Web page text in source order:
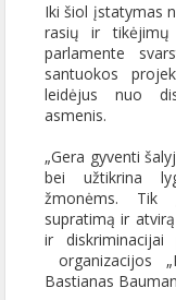
Iki šiol įstatymas
rasių ir tikėjimų
parlamente
santuokos
leidėjus nuo
asmenis.
„Gera gyventi
bei užtikrina
žmonėms. Tik
supratimą ir
ir diskriminacijai
organizacijos
Bastianas